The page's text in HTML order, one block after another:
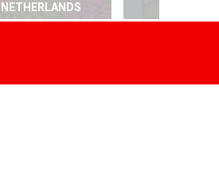
NETHERLANDS